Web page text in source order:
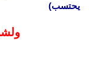
يحتسب)